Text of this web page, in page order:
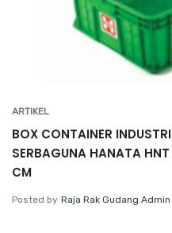
ARTIKEL
BOX CONTAINER
SERBAGUNA HANATA
CM
Posted by Raja Rak Gudang Admin